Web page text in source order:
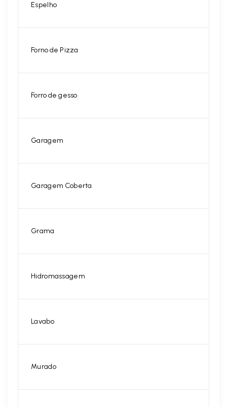
Espelho
Forno de Pizza
Forro de gesso
Garagem
Garagem Coberta
Grama
Hidromassagem
Lavabo
Murado